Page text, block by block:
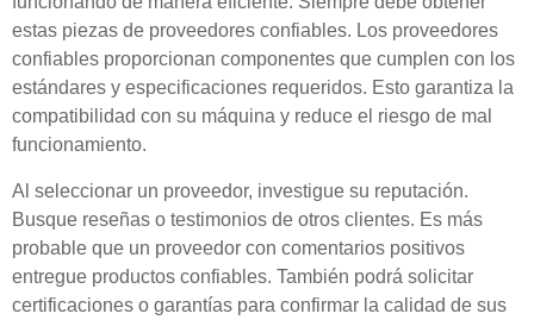
estas piezas de proveedores confiables. Los proveedores
confiables proporcionan componentes que cumplen con los
estándares y especificaciones requeridos. Esto garantiza la
compatibilidad con su máquina y reduce el riesgo de mal
funcionamiento.
Al seleccionar un proveedor, investigue su reputación.
Busque reseñas o testimonios de otros clientes. Es más
probable que un proveedor con comentarios positivos
entregue productos confiables. También podrá solicitar
certificaciones o garantías para confirmar la calidad de sus